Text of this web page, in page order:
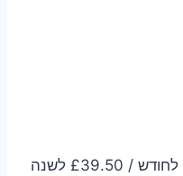
£3.95 לחודש / £39.50 לשנה